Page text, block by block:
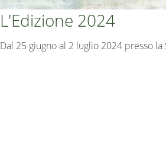
L'Edizione 2024
Dal 25 giugno al 2 luglio 2024 presso la